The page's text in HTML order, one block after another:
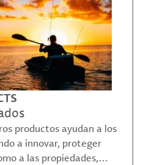
productos ayudan a los
a innovar, proteger
a las propiedades,